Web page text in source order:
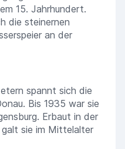
15. Jahrhundert.
die steinernen
an der
spannt sich die
Bis 1935 war sie
Erbaut in der
sie im Mittelalter